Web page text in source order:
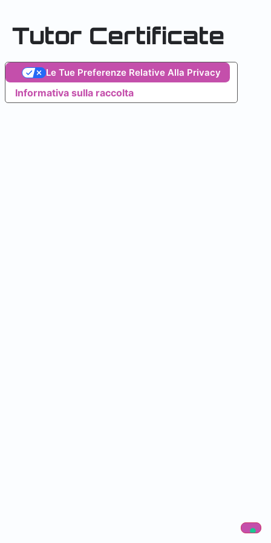
Tutor Certificate
Informativa sulla raccolta
Le Tue Preferenze Relative Alla Privacy